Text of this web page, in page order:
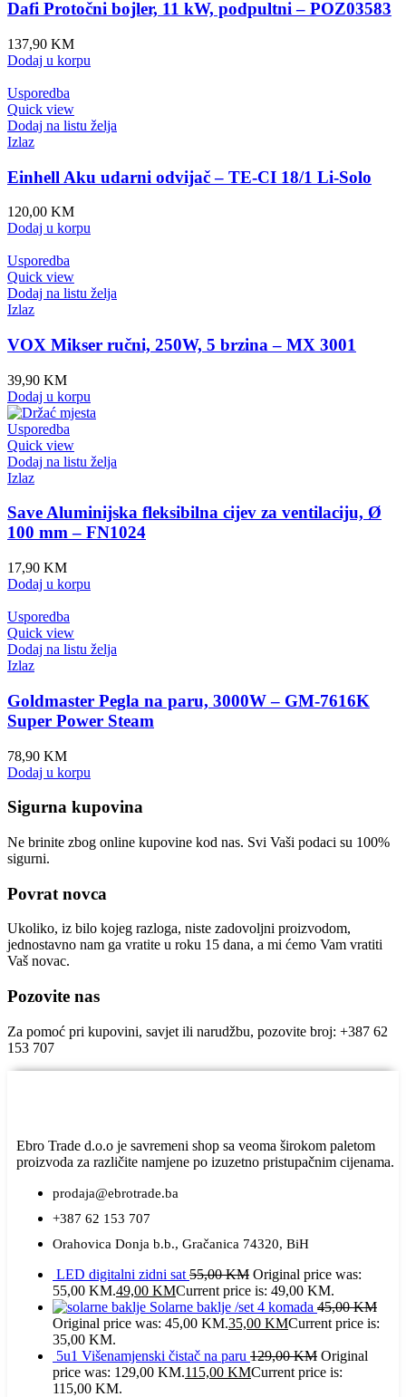
Dafi Protočni bojler, 11 kW, podpultni – POZ03583
137,90 KM
Dodaj u korpu
Usporedba
Quick view
Dodaj na listu želja
Izlaz
Einhell Aku udarni odvijač – TE-CI 18/1 Li-Solo
120,00 KM
Dodaj u korpu
Usporedba
Quick view
Dodaj na listu želja
Izlaz
VOX Mikser ručni, 250W, 5 brzina – MX 3001
39,90 KM
Dodaj u korpu
Usporedba
Quick view
Dodaj na listu želja
Izlaz
Save Aluminijska fleksibilna cijev za ventilaciju, Ø
100 mm – FN1024
17,90 KM
Dodaj u korpu
Usporedba
Quick view
Dodaj na listu želja
Izlaz
Goldmaster Pegla na paru, 3000W – GM-7616K
Super Power Steam
78,90 KM
Dodaj u korpu
Sigurna kupovina
Ne brinite zbog online kupovine kod nas. Svi Vaši podaci su 100%
sigurni.
Povrat novca
Ukoliko, iz bilo kojeg razloga, niste zadovoljni proizvodom,
jednostavno nam ga vratite u roku 15 dana, a mi ćemo Vam vratiti
Vaš novac.
Pozovite nas
Za pomoć pri kupovini, savjet ili narudžbu, pozovite broj: +387 62
153 707
Ebro Trade d.o.o je savremeni shop sa veoma širokom paletom
proizvoda za različite namjene po izuzetno pristupačnim cijenama.
prodaja@ebrotrade.ba
+387 62 153 707
Orahovica Donja b.b., Gračanica 74320, BiH
LED digitalni zidni sat 55,00KM Original price was:
55,00 KM.49,00 KMCurrent price is: 49,00 KM.
Solarne baklje /set 4 komada 45,00KM
Original price was: 45,00 KM.35,00 KMCurrent price is:
35,00 KM.
5u1 Višenamjenski čistač na paru 129,00KM Original
price was: 129,00 KM.115,00 KMCurrent price is:
115,00 KM.